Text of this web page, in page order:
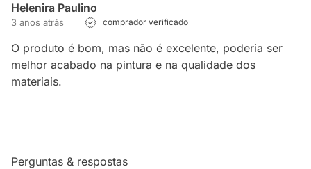
Helenira Paulino
3 anos atrás comprador verificado
O produto é bom, mas não é excelente, poderia ser
melhor acabado na pintura e na qualidade dos
materiais.
Perguntas & respostas